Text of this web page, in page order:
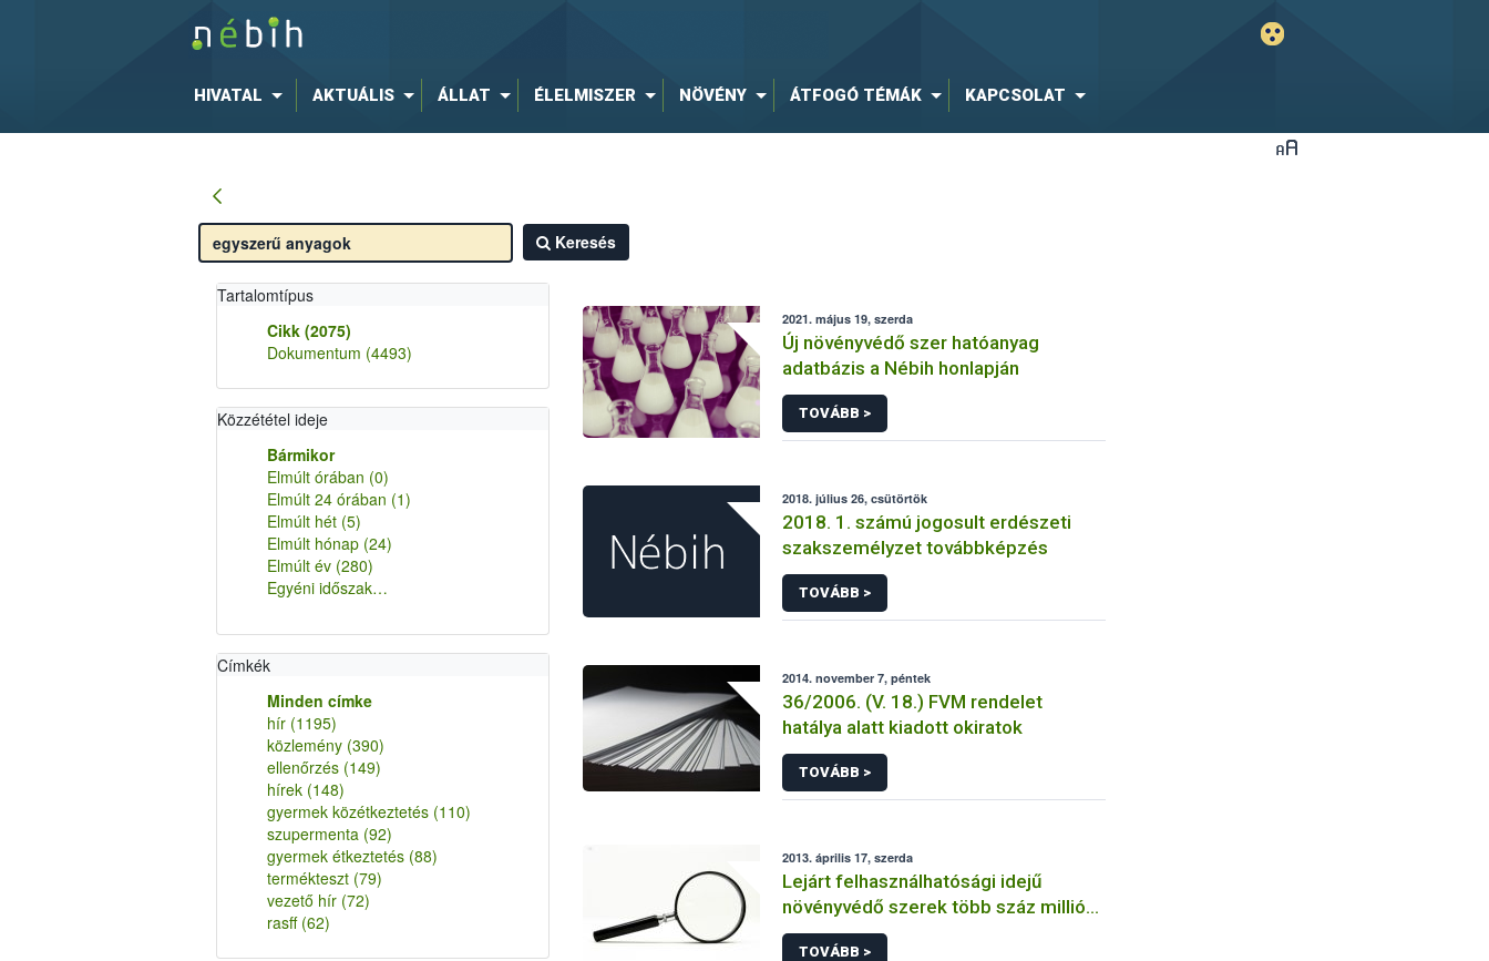
HIVATAL AKTUÁLIS ÁLLAT ÉLELMISZER NÖVÉNY ÁTFOGÓ TÉMÁK KAPCSOLAT
Keresés
Tartalomtípus
Cikk (2075)
Dokumentum (4493)
Közzététel ideje
Bármikor
Elmúlt órában (0)
Elmúlt 24 órában (1)
Elmúlt hét (5)
Elmúlt hónap (24)
Elmúlt év (280)
Egyéni időszak…
Címkék
Minden címke
hír (1195)
közlemény (390)
ellenőrzés (149)
hírek (148)
gyermek közétkeztetés (110)
szupermenta (92)
gyermek étkeztetés (88)
termékteszt (79)
vezető hír (72)
rasff (62)
2021. május 19, szerda
Új növényvédő szer hatóanyag
adatbázis a Nébih honlapján
TOVÁBB >
2018. július 26, csütörtök
2018. 1. számú jogosult erdészeti
szakszemélyzet továbbképzés
TOVÁBB >
2014. november 7, péntek
36/2006. (V. 18.) FVM rendelet
hatálya alatt kiadott okiratok
TOVÁBB >
2013. április 17, szerda
Lejárt felhasználhatósági idejű
növényvédő szerek több száz milliós
forgalmát derítette fel a NÉBIH
TOVÁBB >